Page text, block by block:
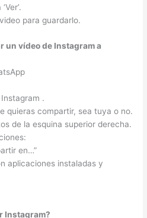
para guardarlo.
un vídeo de Instagram a
.
quieras compartir, sea tuya o no.
de la esquina superior derecha.
en…”
aplicaciones instaladas y
Instagram?